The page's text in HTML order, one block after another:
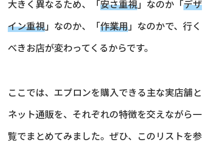
大きく異なるため、「安さ重視」なのか「デザ
イン重視」なのか、「作業用」なのかで、行く
べきお店が変わってくるからです。
ここでは、エプロンを購入できる主な実店舗と
ネット通販を、それぞれの特徴を交えながら一
覧でまとめてみました。ぜひ、このリストを参